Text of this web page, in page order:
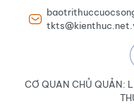
CƠ QUAN CHỦ QUẢN: